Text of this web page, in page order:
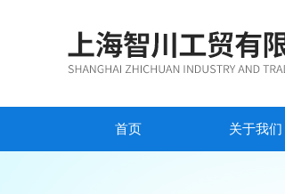
首页 关于我们